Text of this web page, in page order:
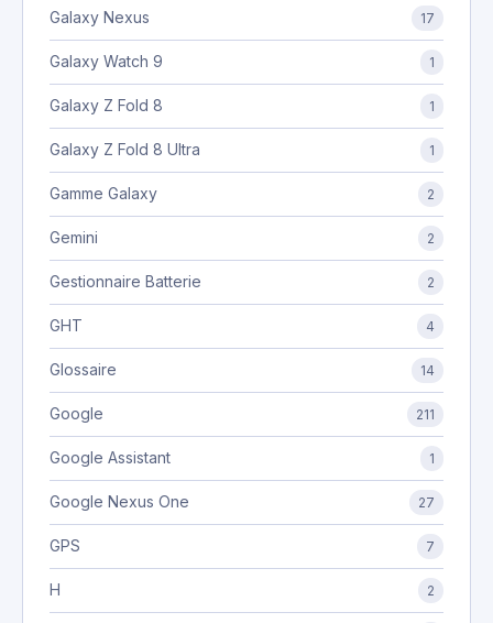
Galaxy Nexus 17
Galaxy Watch 9 1
Galaxy Z Fold 8 1
Galaxy Z Fold 8 Ultra 1
Gamme Galaxy 2
Gemini 2
Gestionnaire Batterie 2
GHT 4
Glossaire 14
Google 211
Google Assistant 1
Google Nexus One 27
GPS 7
H 2